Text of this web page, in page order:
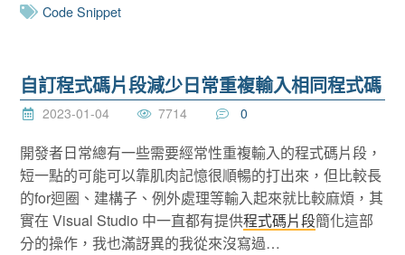
Code Snippet
自訂程式碼片段減少日常重複輸入相同程式碼
2023-01-04 7714 0
開發者日常總有一些需要經常性重複輸入的程式碼片段，
短一點的可能可以靠肌肉記憶很順暢的打出來，但比較長
的for迴圈、建構子、例外處理等輸入起來就比較麻煩，其
實在 Visual Studio 中一直都有提供程式碼片段簡化這部
分的操作，我也滿訝異的我從來沒寫過…